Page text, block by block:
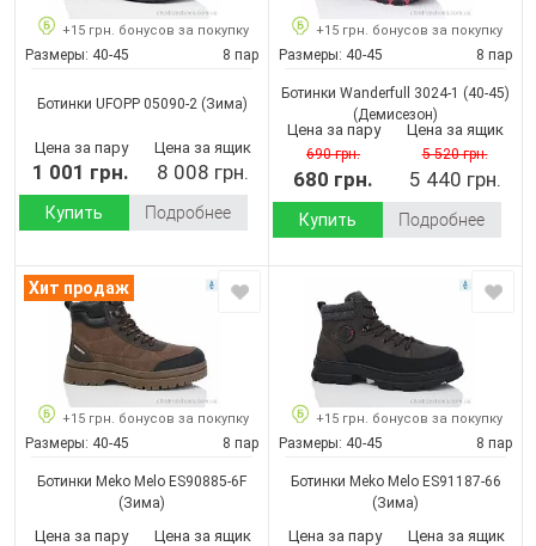
+15 грн. бонусов за покупку
Размеры: 40-45 8 пар
Ботинки UFOPP 05090-2(Зима)
Цена за пару
1 001 грн.
Цена за ящик
8 008 грн.
Купить Подробнее
+15 грн. бонусов за покупку
Размеры: 40-45 8 пар
Ботинки Wanderfull 3024-1 (40-45)
(Демисезон)
Цена за пару
690 грн.
680 грн.
Цена за ящик
5 520 грн.
5 440 грн.
Купить Подробнее
Хит продаж
+15 грн. бонусов за покупку
Размеры: 40-45 8 пар
Ботинки Meko Melo ES90885-6F
(Зима)
Цена за пару Цена за ящик
+15 грн. бонусов за покупку
Размеры: 40-45 8 пар
Ботинки Meko Melo ES91187-66
(Зима)
Цена за пару Цена за ящик